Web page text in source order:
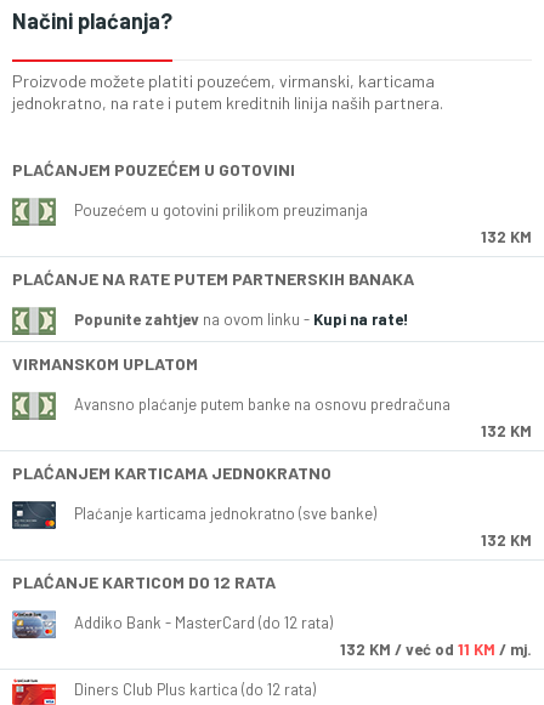
Načini plaćanja?
Proizvode možete platiti pouzećem, virmanski, karticama
jednokratno, na rate i putem kreditnih linija naših partnera.
PLAĆANJEM POUZEĆEM U GOTOVINI
Pouzećem u gotovini prilikom preuzimanja
132 KM
PLAĆANJE NA RATE PUTEM PARTNERSKIH BANAKA
Popunite zahtjev na ovom linku - Kupi na rate!
VIRMANSKOM UPLATOM
Avansno plaćanje putem banke na osnovu predračuna
132 KM
PLAĆANJEM KARTICAMA JEDNOKRATNO
Plaćanje karticama jednokratno (sve banke)
132 KM
PLAĆANJE KARTICOM DO 12 RATA
Addiko Bank - MasterCard (do 12 rata)
132 KM / već od 11 KM / mj.
Diners Club Plus kartica (do 12 rata)